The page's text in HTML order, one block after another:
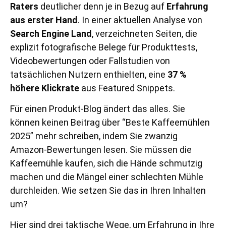
Raters deutlicher denn je in Bezug auf Erfahrung
aus erster Hand. In einer aktuellen Analyse von
Search Engine Land, verzeichneten Seiten, die
explizit fotografische Belege für Produkttests,
Videobewertungen oder Fallstudien von
tatsächlichen Nutzern enthielten, eine 37 %
höhere Klickrate aus Featured Snippets.
Für einen Produkt-Blog ändert das alles. Sie
können keinen Beitrag über “Beste Kaffeemühlen
2025” mehr schreiben, indem Sie zwanzig
Amazon-Bewertungen lesen. Sie müssen die
Kaffeemühle kaufen, sich die Hände schmutzig
machen und die Mängel einer schlechten Mühle
durchleiden. Wie setzen Sie das in Ihren Inhalten
um?
Hier sind drei taktische Wege, um Erfahrung in Ihre